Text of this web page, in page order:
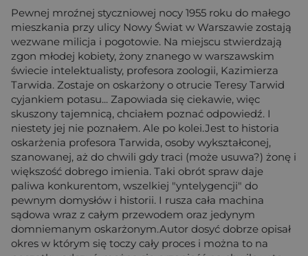
Pewnej mroźnej styczniowej nocy 1955 roku do małego
mieszkania przy ulicy Nowy Świat w Warszawie zostają
wezwane milicja i pogotowie. Na miejscu stwierdzają
zgon młodej kobiety, żony znanego w warszawskim
świecie intelektualisty, profesora zoologii, Kazimierza
Tarwida. Zostaje on oskarżony o otrucie Teresy Tarwid
cyjankiem potasu... Zapowiada się ciekawie, więc
skuszony tajemnicą, chciałem poznać odpowiedź. I
niestety jej nie poznałem. Ale po kolei.Jest to historia
oskarżenia profesora Tarwida, osoby wykształconej,
szanowanej, aż do chwili gdy traci (może usuwa?) żonę i
większość dobrego imienia. Taki obrót spraw daje
paliwa konkurentom, wszelkiej "yntelygencji" do
pewnym domysłów i historii. I rusza cała machina
sądowa wraz z całym przewodem oraz jedynym
domniemanym oskarżonym.Autor dosyć dobrze opisał
okres w którym się toczy cały proces i można to na